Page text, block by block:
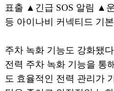
표출 ▲긴급 SOS 알림 ▲
등 아이나비 커넥티드 기
주차 녹화 기능도 강화됐
전력 주차 녹화 기능을 통
도 효율적인 전력 관리가